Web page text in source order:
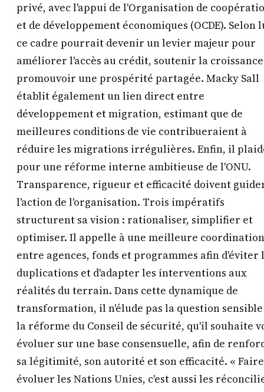
privé, avec l'appui de l'Organisation de
et de développement économiques (OCDE). Selon
ce cadre pourrait devenir un levier majeur pour
améliorer l'accès au crédit, soutenir la
promouvoir une prospérité partagée. Macky Sall
établit également un lien direct entre
développement et migration, estimant que de
meilleures conditions de vie contribueraient à
réduire les migrations irrégulières. Enfin, il
pour une réforme interne ambitieuse de l'ONU.
Transparence, rigueur et efficacité doivent
l'action de l'organisation. Trois impératifs
structurent sa vision : rationaliser, simplifier et
optimiser. Il appelle à une meilleure coordination
entre agences, fonds et programmes afin d'éviter
duplications et d'adapter les interventions aux
réalités du terrain. Dans cette dynamique de
transformation, il n'élude pas la question sensible
la réforme du Conseil de sécurité, qu'il souhaite
évoluer sur une base consensuelle, afin de
sa légitimité, son autorité et son efficacité. « Faire
évoluer les Nations Unies, c'est aussi les